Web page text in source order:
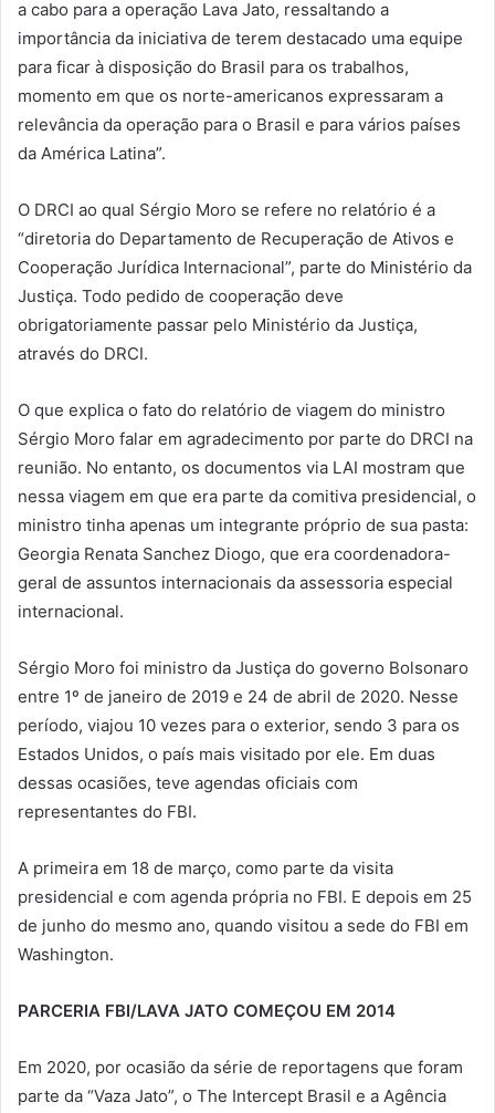
a cabo para a operação Lava Jato, ressaltando a
importância da iniciativa de terem destacado uma equipe
para ficar à disposição do Brasil para os trabalhos,
momento em que os norte-americanos expressaram a
relevância da operação para o Brasil e para vários países
da América Latina”.
O DRCI ao qual Sérgio Moro se refere no relatório é a
“diretoria do Departamento de Recuperação de Ativos e
Cooperação Jurídica Internacional”, parte do Ministério da
Justiça. Todo pedido de cooperação deve
obrigatoriamente passar pelo Ministério da Justiça,
através do DRCI.
O que explica o fato do relatório de viagem do ministro
Sérgio Moro falar em agradecimento por parte do DRCI na
reunião. No entanto, os documentos via LAI mostram que
nessa viagem em que era parte da comitiva presidencial, o
ministro tinha apenas um integrante próprio de sua pasta:
Georgia Renata Sanchez Diogo, que era coordenadora-
geral de assuntos internacionais da assessoria especial
internacional.
Sérgio Moro foi ministro da Justiça do governo Bolsonaro
entre 1º de janeiro de 2019 e 24 de abril de 2020. Nesse
período, viajou 10 vezes para o exterior, sendo 3 para os
Estados Unidos, o país mais visitado por ele. Em duas
dessas ocasiões, teve agendas oficiais com
representantes do FBI.
A primeira em 18 de março, como parte da visita
presidencial e com agenda própria no FBI. E depois em 25
de junho do mesmo ano, quando visitou a sede do FBI em
Washington.
PARCERIA FBI/LAVA JATO COMEÇOU EM 2014
Em 2020, por ocasião da série de reportagens que foram
parte da “Vaza Jato”, o The Intercept Brasil e a Agência